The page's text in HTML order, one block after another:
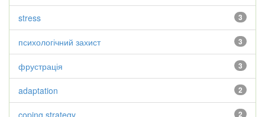
3
stress
3
психологічний захист
3
фрустрація
2
adaptation
2
coping strategy